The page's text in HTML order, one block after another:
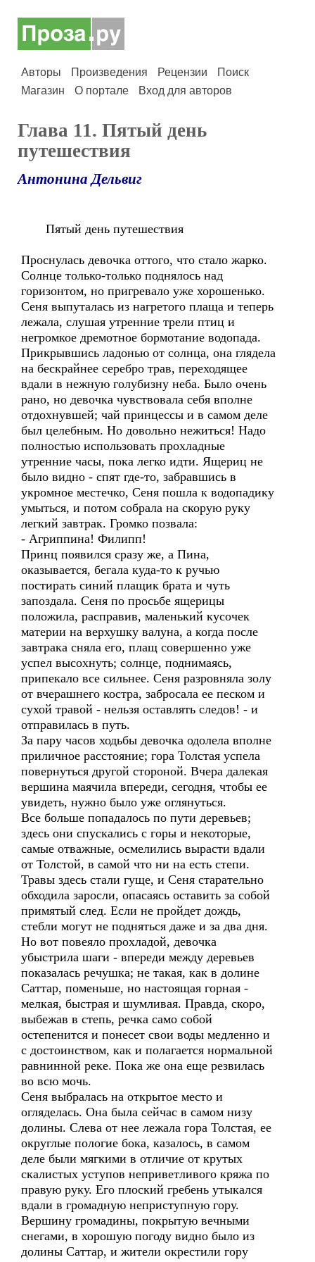
Авторы Произведения Рецензии
Поиск
Магазин
О портале Вход для авторов
Глава 11. Пятый день
путешествия
Антонина Дельвиг
Пятый день путешествия
Проснулась девочка оттого, что стало жарко.
Солнце только-только поднялось над
горизонтом, но пригревало уже хорошенько.
Сеня выпуталась из нагретого плаща и теперь
лежала, слушая утренние трели птиц и
негромкое дремотное бормотание водопада.
Прикрывшись ладонью от солнца, она глядела
на бескрайнее серебро трав, переходящее
вдали в нежную голубизну неба. Было очень
рано, но девочка чувствовала себя вполне
отдохнувшей; чай принцессы и в самом деле
был целебным. Но довольно нежиться! Надо
полностью использовать прохладные
утренние часы, пока легко идти. Ящериц не
было видно - спят где-то, забравшись в
укромное местечко, Сеня пошла к водопадику
умыться, и потом собрала на скорую руку
легкий завтрак. Громко позвала:
- Агриппина! Филипп!
Принц появился сразу же, а Пина,
оказывается, бегала куда-то к ручью
постирать синий плащик брата и чуть
запоздала. Сеня по просьбе ящерицы
положила, расправив, маленький кусочек
материи на верхушку валуна, а когда после
завтрака сняла его, плащ совершенно уже
успел высохнуть; солнце, поднимаясь,
припекало все сильнее. Сеня разровняла золу
от вчерашнего костра, забросала ее песком и
сухой травой - нельзя оставлять следов! - и
отправилась в путь.
За пару часов ходьбы девочка одолела вполне
приличное расстояние; гора Толстая успела
повернуться другой стороной. Вчера далекая
вершина маячила впереди, сегодня, чтобы ее
увидеть, нужно было уже оглянуться.
Все больше попадалось по пути деревьев;
здесь они спускались с горы и некоторые,
самые отважные, осмелились вырасти вдали
от Толстой, в самой что ни на есть степи.
Травы здесь стали гуще, и Сеня старательно
обходила заросли, опасаясь оставить за собой
примятый след. Если не пройдет дождь,
стебли могут не подняться даже и за два дня.
Но вот повеяло прохладой, девочка
убыстрила шаги - впереди между деревьев
показалась речушка; не такая, как в долине
Саттар, поменьше, но настоящая горная -
мелкая, быстрая и шумливая. Правда, скоро,
выбежав в степь, речка само собой
остепенится и понесет свои воды медленно и
с достоинством, как и полагается нормальной
равнинной реке. Пока же она еще резвилась
во всю мочь.
Сеня выбралась на открытое место и
огляделась. Она была сейчас в самом низу
долины. Слева от нее лежала гора Толстая, ее
округлые пологие бока, казалось, в самом
деле были мягкими в отличие от крутых
скалистых уступов неприветливого кряжа по
правую руку. Его плоский гребень утыкался
вдали в громадную неприступную гору.
Вершину громадины, покрытую вечными
снегами, в хорошую погоду видно было из
долины Саттар, и жители окрестили гору